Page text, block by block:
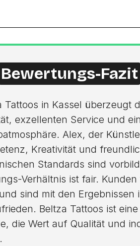
Bewertungs-Fazit
Tattoos in Kassel überzeugt
exzellenten Service und
Alex, der
Kreativität und
Standards sind
Verhältnis ist fair.
sind mit den Ergebnissen
Beltza Tattoos ist
die Wert auf Qualität und